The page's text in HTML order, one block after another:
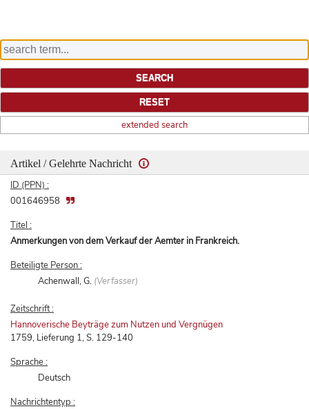
extended search
Artikel / Gelehrte Nachricht
ID (PPN) :
001646958
Titel :
Anmerkungen von dem Verkauf der Aemter in Frankreich.
Beteiligte Person :
Achenwall, G. (Verfasser)
Zeitschrift :
Hannoverische Beyträge zum Nutzen und Vergnügen
1759, Lieferung 1, S. 129-140
Sprache :
Deutsch
Nachrichtentyp :